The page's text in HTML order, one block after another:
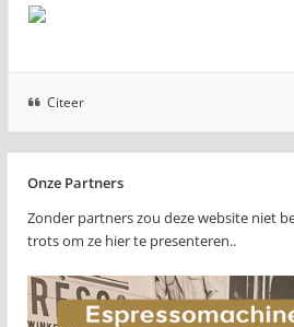
Citeer
Onze Partners
Zonder partners zou deze website niet
trots om ze hier te presenteren..